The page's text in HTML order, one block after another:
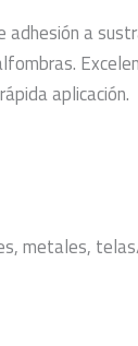
a
aplicación.
metales,